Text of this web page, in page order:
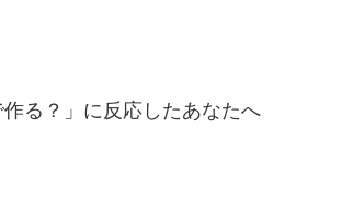
作る？」に反応したあなたへ